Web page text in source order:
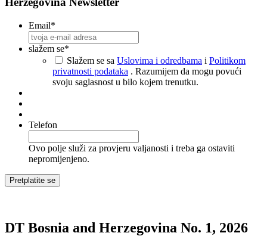
Email*
slažem se*
Slažem se sa Uslovima i odredbama i Politikom
privatnosti podataka . Razumijem da mogu povući
svoju saglasnost u bilo kojem trenutku.
Telefon
Ovo polje služi za provjeru valjanosti i treba ga ostaviti
nepromijenjeno.
DT Bosnia and Herzegovina No. 1, 2026